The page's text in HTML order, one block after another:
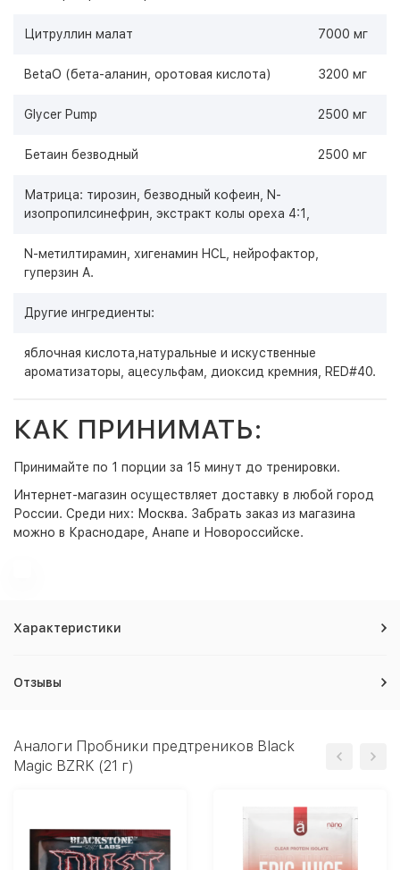
Цитруллин малат 7000 мг
BetaO (бета-аланин, оротовая кислота) 3200 мг
Glycer Pump 2500 мг
Бетаин безводный 2500 мг
Матрица: тирозин, безводный кофеин, N-
изопропилсинефрин, экстракт колы ореха 4:1,
N-метилтирамин, хигенамин HCL, нейрофактор,
гуперзин A.
Другие ингредиенты:
яблочная кислота,натуральные и искуственные
ароматизаторы, ацесульфам, диоксид кремния, RED#40.
КАК ПРИНИМАТЬ:
Принимайте по 1 порции за 15 минут до тренировки.
Интернет-магазин осуществляет доставку в любой город
России. Среди них: Москва. Забрать заказ из магазина
можно в Краснодаре, Анапе и Новороссийске.
Характеристики
Отзывы
Аналоги Пробники предтреников Black
Magic BZRK (21 г)